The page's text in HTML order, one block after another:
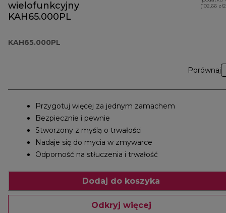
wielofunkcyjny
KAH65.000PL
KAH65.000PL
(102,66
Porównaj
Przygotuj więcej za jednym zamachem
Bezpiecznie i pewnie
Stworzony z myślą o trwałości
Nadaje się do mycia w zmywarce
Odporność na stłuczenia i trwałość
Dodaj do koszyka
Odkryj więcej